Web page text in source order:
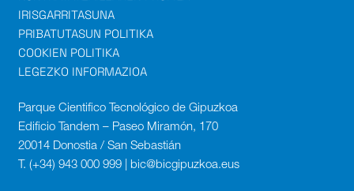
IRISGARRITASUNA
PRIBATUTASUN POLITIKA
COOKIEN POLITIKA
LEGEZKO INFORMAZIOA
Parque Cientifico Tecnológico de Gipuzkoa
Edificio Tandem – Paseo Miramón, 170
20014 Donostia / San Sebastián
T. (+34) 943 000 999 | bic@bicgipuzkoa.eus